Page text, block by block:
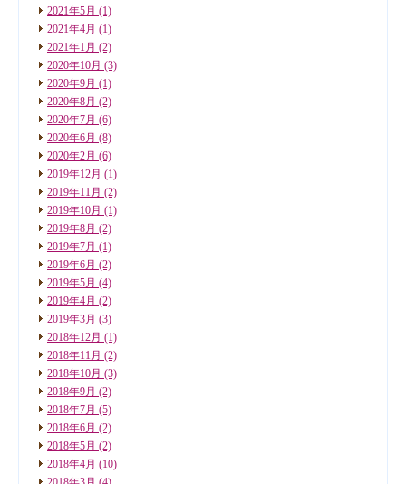
2021年5月 (1)
2021年4月 (1)
2021年1月 (2)
2020年10月 (3)
2020年9月 (1)
2020年8月 (2)
2020年7月 (6)
2020年6月 (8)
2020年2月 (6)
2019年12月 (1)
2019年11月 (2)
2019年10月 (1)
2019年8月 (2)
2019年7月 (1)
2019年6月 (2)
2019年5月 (4)
2019年4月 (2)
2019年3月 (3)
2018年12月 (1)
2018年11月 (2)
2018年10月 (3)
2018年9月 (2)
2018年7月 (5)
2018年6月 (2)
2018年5月 (2)
2018年4月 (10)